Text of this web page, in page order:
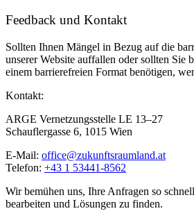
Feedback und Kontakt
Sollten Ihnen Mängel in Bezug auf die
unserer Website auffallen oder sollten Sie
einem barrierefreien Format benötigen,
Kontakt:
ARGE Vernetzungsstelle LE 13–27
Schauflergasse 6, 1015 Wien
E-Mail: office@zukunftsraumland.at
Telefon: +43 1 53441-8562
Wir bemühen uns, Ihre Anfragen so
bearbeiten und Lösungen zu finden.